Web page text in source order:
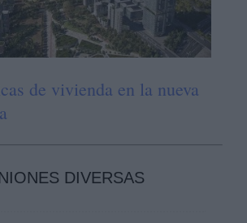
de vivienda en la nueva
DIVERSAS